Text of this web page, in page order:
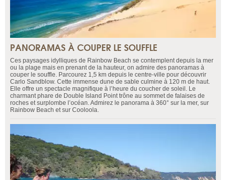
PANORAMAS À COUPER LE SOUFFLE
Ces paysages idylliques de Rainbow Beach se contemplent depuis la mer
ou la plage mais en prenant de la hauteur, on admire des panoramas à
couper le souffle. Parcourez 1,5 km depuis le centre-ville pour découvrir
Carlo Sandblow. Cette immense dune de sable culmine à 120 m de haut.
Elle offre un spectacle magnifique à l’heure du coucher de soleil. Le
charmant phare de Double Island Point trône au sommet de falaises de
roches et surplombe l’océan. Admirez le panorama à 360° sur la mer, sur
Rainbow Beach et sur Cooloola.